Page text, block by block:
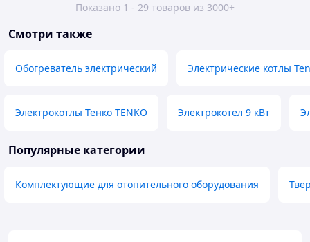
Показано 1 - 29 товаров из 3000+
Смотри также
Обогреватель электрический Электрические котлы
Электрокотлы Тенко TENKO Электрокотел 9 кВт
Популярные категории
Комплектующие для отопительного оборудования